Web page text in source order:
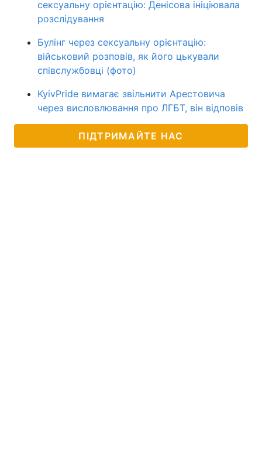
сексуальну орієнтацію: Денісова ініціювала
розслідування
Булінг через сексуальну орієнтацію:
військовий розповів, як його цькували
співслужбовці (фото)
KyivPride вимагає звільнити Арестовича
через висловлювання про ЛГБТ, він відповів
ПІДТРИМАЙТЕ НАС